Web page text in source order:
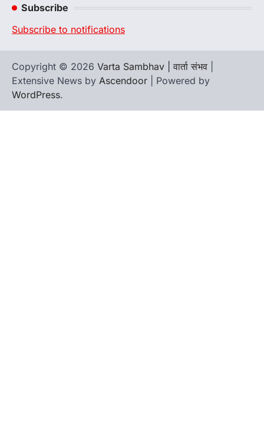
Subscribe
Subscribe to notifications
Copyright © 2026 Varta Sambhav | वार्ता संभव
Extensive News by Ascendoor | Powered by
WordPress.